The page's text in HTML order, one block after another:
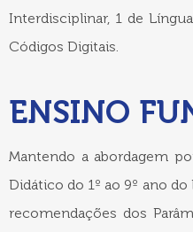
Interdisciplinar, 1 de
Códigos Digitais.
ENSINO
Mantendo a abordagem
Didático do 1º ao 9º ano
recomendações dos